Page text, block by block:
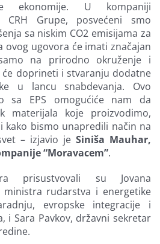
ekonomije. U kompaniji
CRH Grupe, posvećeni smo
sa niskim CO2 emisijama za
ovog ugovora će imati značajan
na prirodno okruženje i
će doprineti i stvaranju dodatne
u lancu snabdevanja. Ovo
sa EPS omogućiće nam da
materijala koje proizvodimo,
kako bismo unapredili način na
– izjavio je Siniša Mauhar,
“Moravacem”.
prisustvovali su Jovana
ministra rudarstva i energetike
evropske integracije i
i Sara Pavkov, državni sekretar